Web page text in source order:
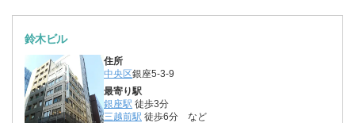
鈴木ビル
住所
中央区銀座5-3-9
最寄り駅
銀座駅 徒歩3分
三越前駅 徒歩6分 など